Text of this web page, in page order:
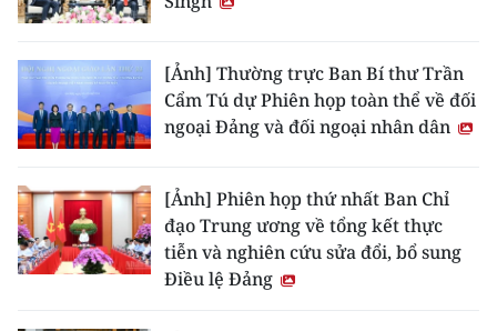
[Ảnh] Thường trực Ban Bí thư Trần
Cẩm Tú dự Phiên họp toàn thể về đối
ngoại Đảng và đối ngoại nhân dân
[Ảnh] Phiên họp thứ nhất Ban Chỉ
đạo Trung ương về tổng kết thực
tiễn và nghiên cứu sửa đổi, bổ sung
Điều lệ Đảng